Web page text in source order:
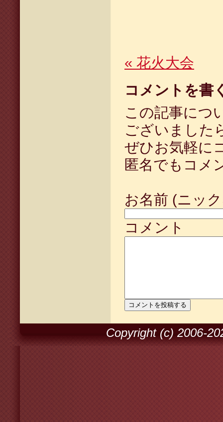
« 花火大会
コメントを書
この記事につ
ございました
ぜひお気軽に
匿名でもコメ
お名前 (ニッ
コメント
Copyright (c) 2006-